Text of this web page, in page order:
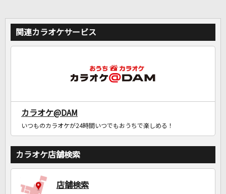
関連カラオケサービス
カラオケ@DAM
いつものカラオケが24時間いつでもおうちで楽しめる！
カラオケ店舗検索
店舗検索